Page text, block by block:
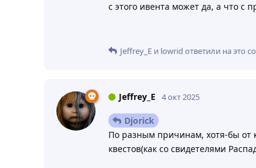
с этого ивента может да, а что с
Jeffrey_E и lowrid ответили на это
Jeffrey_E 4 окт 2025
Djorick
По разным причинам, хотя-бы от
квестов(как со свидетелями